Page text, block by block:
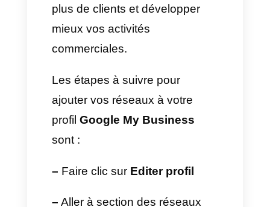
Pinterest, TikTok, Twitter (X),
YouTube et Facebook.
Il est à noter que cela ouvre un
grand de possibilités pour les
entreprises en pouvant
avec ce canal commercial. De
cette façon vous pourrez attirer